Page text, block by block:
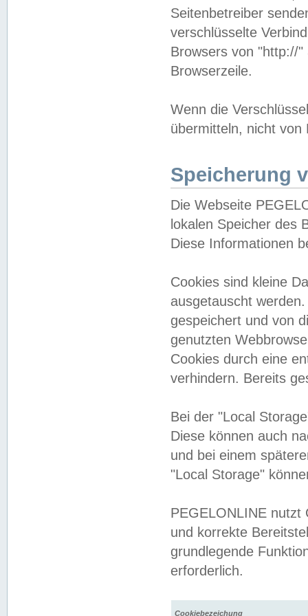
Seitenbetreiber
verschlüsselte
Browsers von "http://
Browserzeile.
Wenn die
übermitteln, nicht von
Speicherung
Die Webseite
lokalen Speicher des
Diese Informationen
Cookies sind kleine
ausgetauscht
gespeichert und von
genutzten
Cookies durch eine
verhindern. Bereits
Bei der "Local
Diese können auch
und bei einem
"Local Storage"
PEGELONLINE nutzt
und korrekte
grundlegende
erforderlich.
Cookiebezeichung